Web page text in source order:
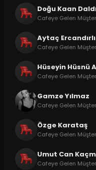
Doğu Kaan
Cafeye Gelen
Aytaç Ercandırlı
Cafeye Gelen
Hüseyin Hüsnü
Cafeye Gelen
Gamze Yılmaz
Cafeye Gelen
Özge Karataş
Cafeye Gelen
Umut Can
Cafeye Gelen